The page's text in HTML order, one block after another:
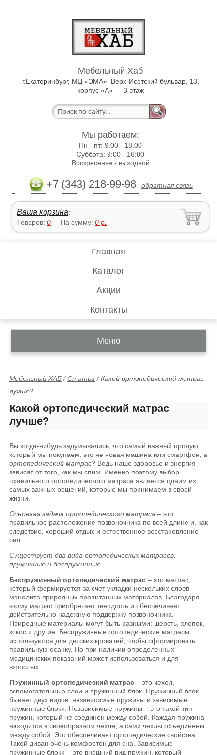
Мебельный Хаб
г.Екатеринбург, МЦ «ЭМА», Верх-Исетский бульвар, 13,
корпус «А» — 3 этаж
Мы работаем:
Пн - пт:9.00 - 18.00
Суббота:9:00 - 16:00
Воскресенье - выходной
+7 (343) 218-99-98 обратная связь
Ваша корзина:
Товаров:0 На сумму:0 р.
Главная
Каталог
Акции
Контакты
Меню
Мебельный ХАБ /Статьи /Какой ортопедический матрас
лучше?
Какой ортопедический матрас
лучше?
Вы когда-нибудь задумывались, что самый важный продукт,
который мы покупаем, это не новая машина или смартфон, а
ортопедический матрас? Ведь наше здоровье и энергия
зависят от того, как мы спим. Именно поэтому выбор
правильного ортопедического матраса является одним из
самых важных решений, которые мы принимаем в своей
жизни.
Основная задача ортопедического матраса – это
правильное расположение позвоночника по всей длине и, как
следствие, хороший отдых и естественное восстановление
сил.
Существует два вида ортопедических матрасов:
пружинные и беспружинные.
Беспружинный ортопедический матрас – это матрас,
который формируется за счет укладки нескольких слоев
монолита природных пропитанных материалов. Благодаря
этому матрас приобретает твердость и обеспечивает
действительно надежную поддержку позвоночника.
Природные материалы могут быть разными: шерсть, хлопок,
кокос и другие. Беспружинные ортопедические матрасы
используются для детских кроватей, чтобы сформировать
правильную осанку. Но при наличии определенных
медицинских показаний может использоваться и для
взрослых.
Пружинный ортопедический матрас – это чехол,
вспомогательные слои и пружинный блок. Пружинный блок
бывает двух видов: независимые пружины и зависимые
пружинные блоки. Независимые пружины – это такой тип
пружин, который не соединен между собой. Каждая пружина
находится в своеобразном чехле, а сами чехлы объединены
между собой. Это обеспечивает ортопедические свойства.
Такой диван очень комфортен для сна. Зависимые
пружинные блоки – это внешний вид пружин, который